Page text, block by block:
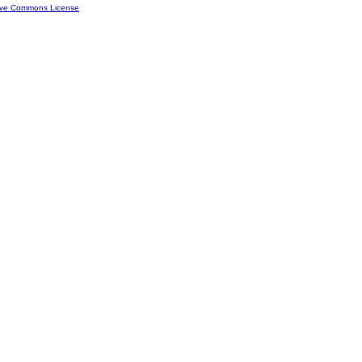
Commons License